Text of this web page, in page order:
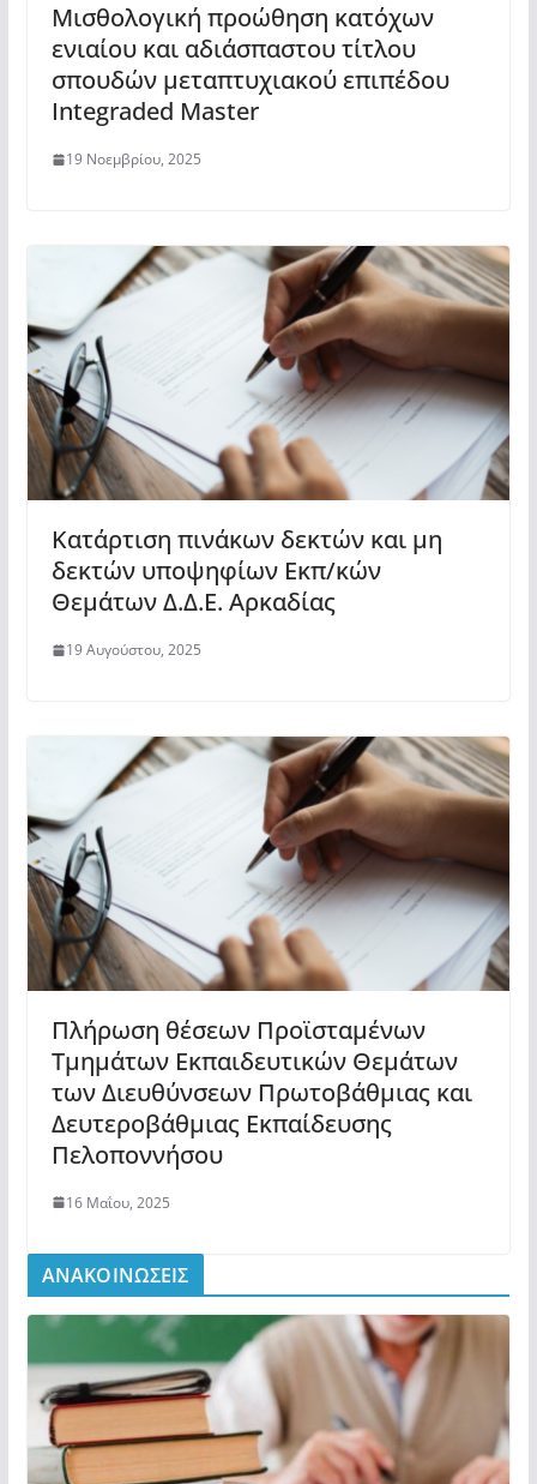
Μισθολογική προώθηση κατόχων
ενιαίου και αδιάσπαστου τίτλου
σπουδών μεταπτυχιακού επιπέδου
Integraded Master
19 Νοεμβρίου, 2025
Kατάρτιση πινάκων δεκτών και μη
δεκτών υποψηφίων Εκπ/κών
Θεμάτων Δ.Δ.Ε. Αρκαδίας
19 Αυγούστου, 2025
Πλήρωση θέσεων Προϊσταμένων
Τμημάτων Εκπαιδευτικών Θεμάτων
των Διευθύνσεων Πρωτοβάθμιας και
Δευτεροβάθμιας Εκπαίδευσης
Πελοποννήσου
16 Μαΐου, 2025
ΑΝΑΚΟΙΝΩΣΕΙΣ